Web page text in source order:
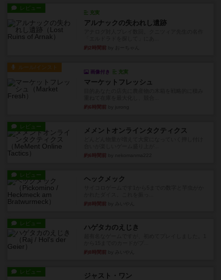
レビュー
充実
アルナックの失われし遺跡
約2時間前
ルール/インスト
画像付き 充実
マーケットフレッシュ
約6時間前
レビュー メメントオンラインタクティクス
約6時間前
レビュー ヘックメック
約8時間前
レビュー ハゲタカのえじき
約8時間前
レビュー ジャスト・ワン